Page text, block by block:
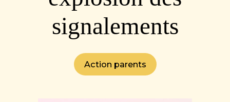
signalements
Action parents